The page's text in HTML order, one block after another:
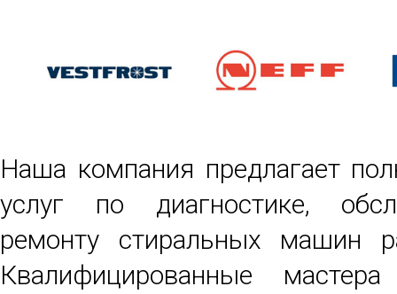
Наша компания предлагает
услуг по диагностике,
ремонту стиральных машин
Квалифицированные